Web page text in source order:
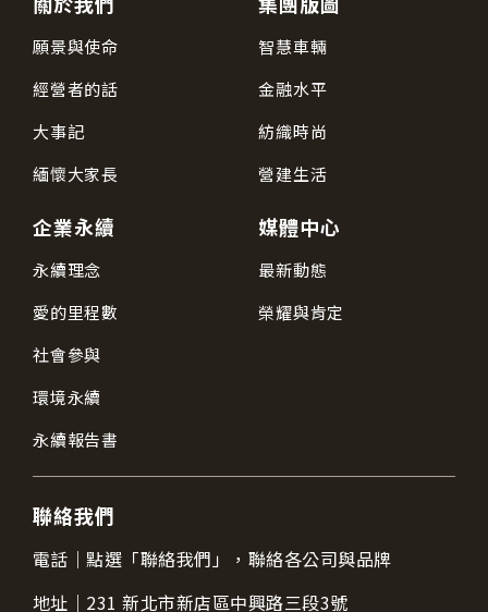
願景與使命
經營者的話
大事記
緬懷大家長
智慧車輛
金融水平
紡織時尚
營建生活
企業永續
永續理念
愛的里程數
社會參與
環境永續
永續報告書
媒體中心
最新動態
榮耀與肯定
聯絡我們
電話｜點選「聯絡我們」，聯絡各公司與品牌
地址｜ 231 新北市新店區中興路三段3號